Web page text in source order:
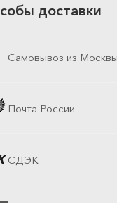
доставки
Самовывоз из
Почта России
СДЭК